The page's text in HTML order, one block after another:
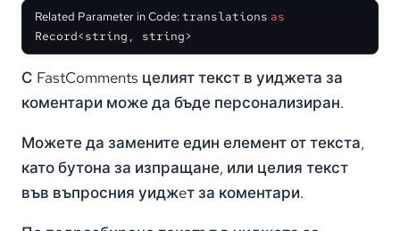
Related Parameter in Code:translations as
Record<string, string>
С FastComments целият текст в уиджета за
коментари може да бъде персонализиран.
Можете да замените един елемент от текста,
като бутона за изпращане, или целия текст
във въпросния уиджeт за коментари.